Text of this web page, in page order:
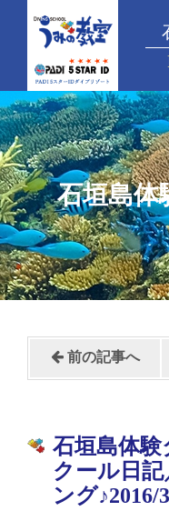
石垣島体
前の記事へ
石垣島体
クール日
ング♪2016/